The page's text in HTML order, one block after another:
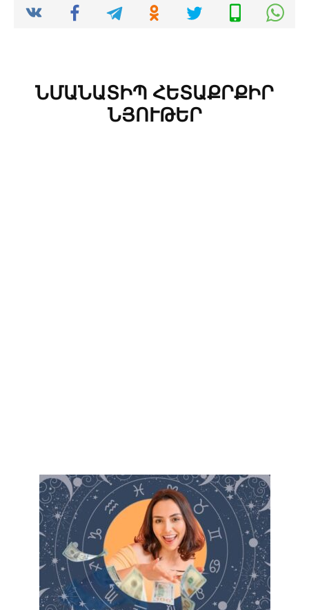
ՆՄԱՆԱՏԻՊ ՀԵՏԱՔՐՔԻՐ
ՆՅՈՒԹԵՐ